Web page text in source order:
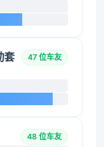
套
47 位车友
48 位车友